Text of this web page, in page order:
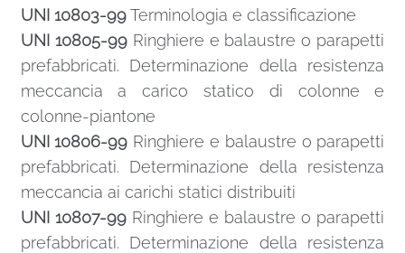
UNI 10803-99Terminologia e classificazione
UNI 10805-99Ringhiere e balaustre o parapetti
prefabbricati. Determinazione della resistenza
meccancia a carico statico di colonne e
colonne-piantone
UNI 10806-99 Ringhiere e balaustre o parapetti
prefabbricati. Determinazione della resistenza
meccancia ai carichi statici distribuiti
UNI 10807-99Ringhiere e balaustre o parapetti
prefabbricati. Determinazione della resistenza